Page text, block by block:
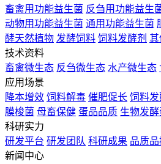
畜禽用功能益生菌 反刍用功能益生
动物用功能益生菌 通用功能益生菌
酵天然植物 发酵饲料 饲料发酵剂 其
技术资料
畜禽微生态 反刍微生态 水产微生态
应用场景
降本增效 饲料解毒 催肥促长 饲料发
膜梭菌 母畜保健 蛋品品质 生物发酵
科研实力
研发平台 研发团队 科研成果 品质
新闻中心